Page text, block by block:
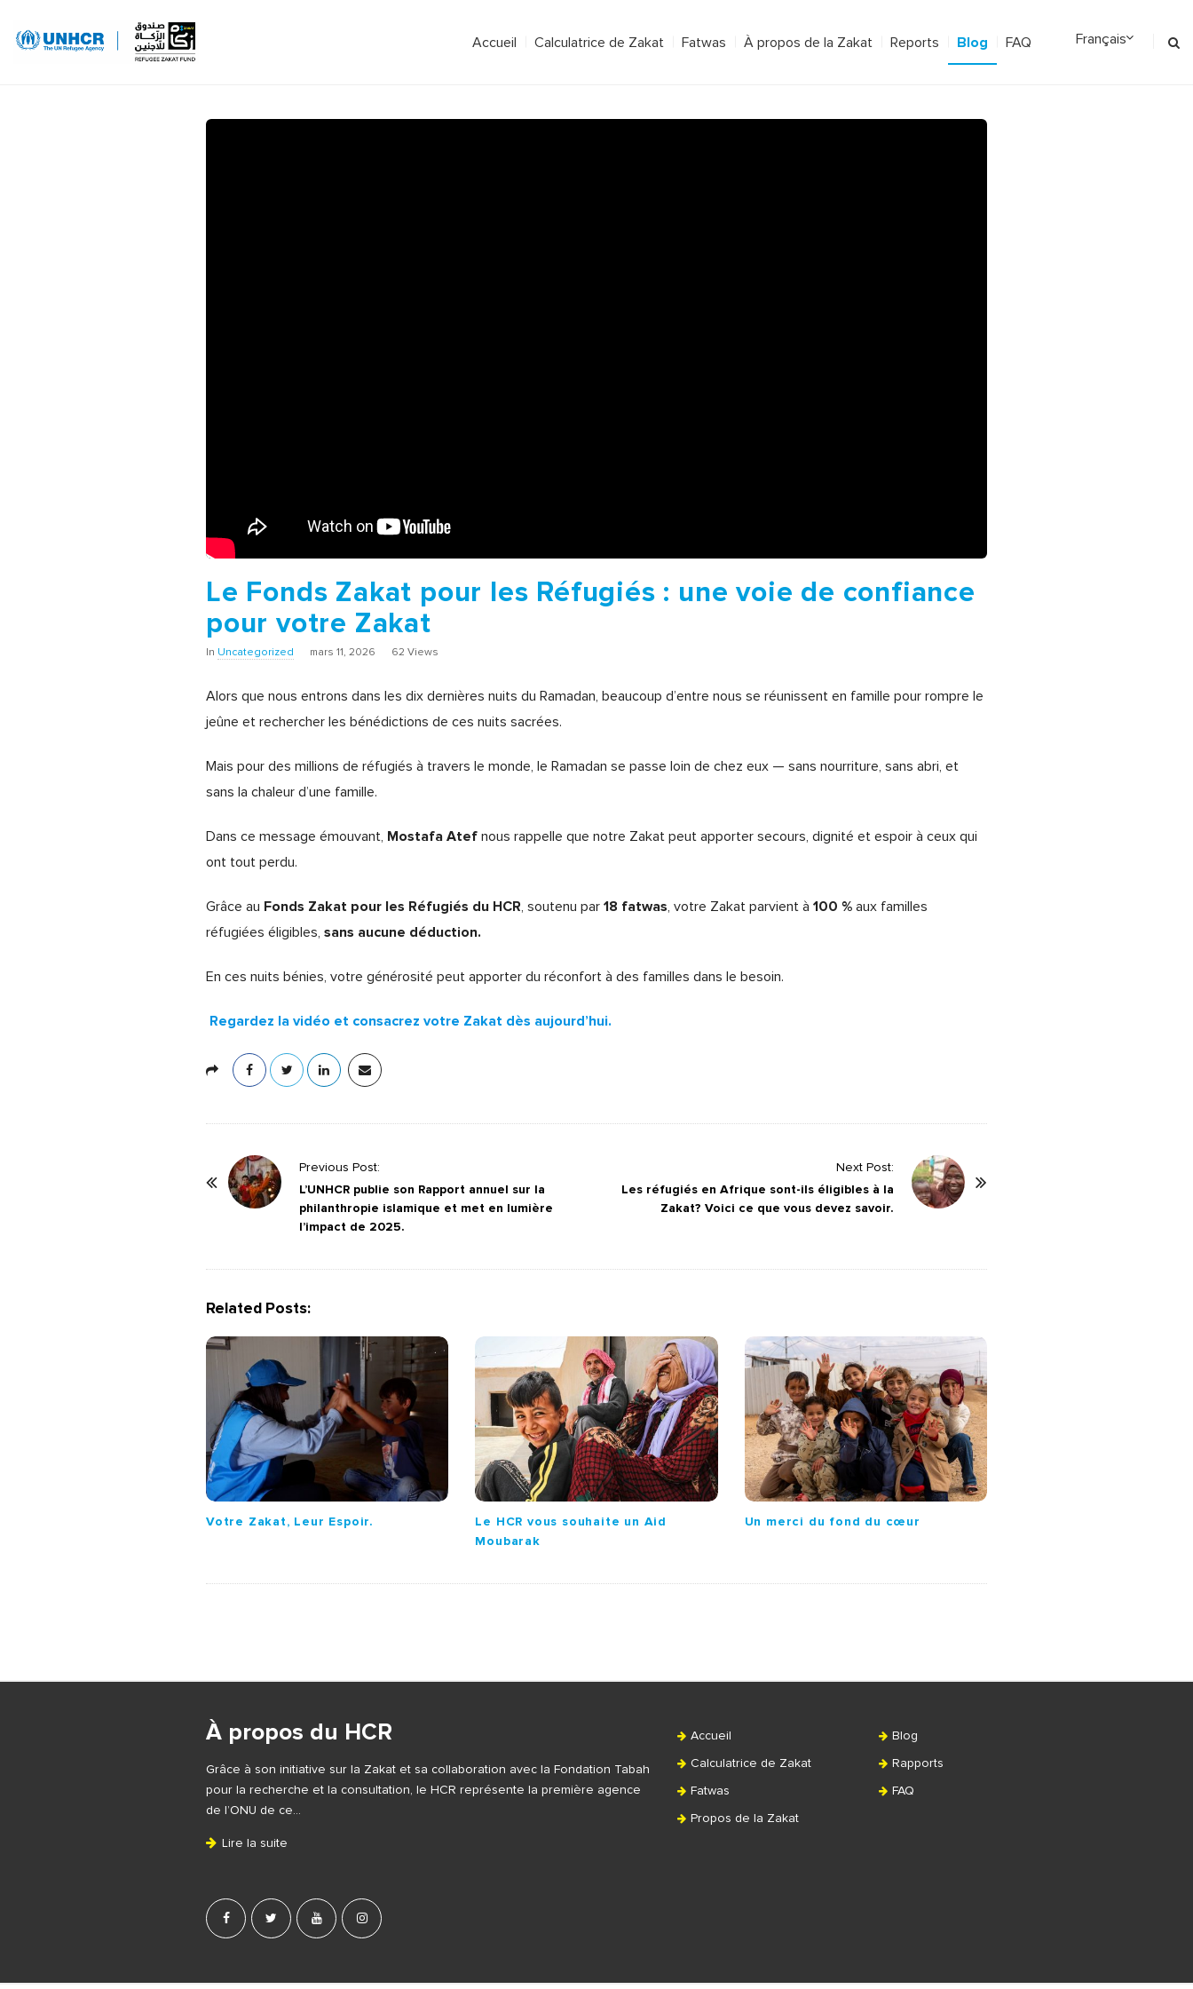
Accueil Calculatrice de Zakat Fatwas À propos de la Zakat Reports Blog FAQ
Le Fonds Zakat pour les Réfugiés : une voie de confiance
pour votre Zakat
In Uncategorized mars 11, 2026 62 Views
Alors que nous entrons dans les dix dernières nuits du Ramadan, beaucoup d’entre nous se réunissent en famille pour rompre le
jeûne et rechercher les bénédictions de ces nuits sacrées.
Mais pour des millions de réfugiés à travers le monde, le Ramadan se passe loin de chez eux — sans nourriture, sans abri, et
sans la chaleur d’une famille.
Dans ce message émouvant, Mostafa Atef nous rappelle que notre Zakat peut apporter secours, dignité et espoir à ceux qui
ont tout perdu.
Grâce au Fonds Zakat pour les Réfugiés du HCR , soutenu par 18 fatwas , votre Zakat parvient à 100 % aux familles
réfugiées éligibles, sans aucune déduction.
En ces nuits bénies, votre générosité peut apporter du réconfort à des familles dans le besoin.
Regardez la vidéo et consacrez votre Zakat dès aujourd’hui.
Previous Post:
L’UNHCR publie son Rapport annuel sur la
philanthropie islamique et met en lumière
l’impact de 2025.
Next Post:
Les réfugiés en Afrique sont-ils éligibles à la
Zakat? Voici ce que vous devez savoir.
Related Posts:
Votre Zakat, Leur Espoir.
Le HCR vous souhaite un Aid
Moubarak
Un merci du fond du cœur
À propos du HCR
Grâce à son initiative sur la Zakat et sa collaboration avec la Fondation Tabah
pour la recherche et la consultation, le HCR représente la première agence
de l’ONU de ce…
Lire la suite
Accueil
Calculatrice de Zakat
Fatwas
Propos de la Zakat
Blog
Rapports
FAQ